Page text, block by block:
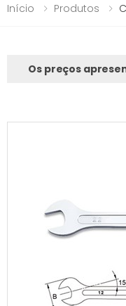
Início Produtos
Os preços